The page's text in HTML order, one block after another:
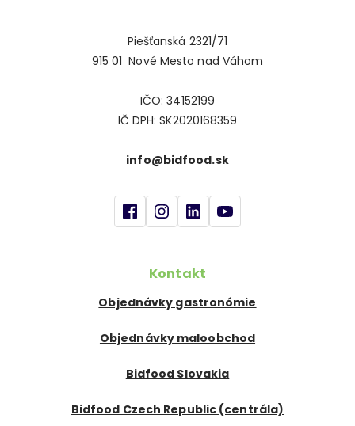
Piešťanská 2321/71
915 01 Nové Mesto nad Váhom
IČO: 34152199
IČ DPH: SK2020168359
info@bidfood.sk
Kontakt
Objednávky gastronómie
Objednávky maloobchod
Bidfood Slovakia
Bidfood Czech Republic (centrála)